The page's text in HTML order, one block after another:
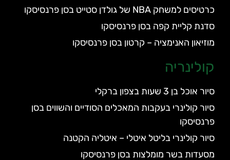
כרטיסים למשחק NBA של גולדן סטייט בסן פרנסיסקו
סדנת קליית קפה בסן פרנסיסקו
מוזיאון האנימציה – קרטון בסן פרנסיסקו
קולינריה
סיור אוכל בן 3 שעות בצפון ברקלי
סיור קולינרי בעקבות המאכלים הסודיים והשווים בסן
פרנסיסקו
סיור קולינרי בליטל איטלי – איטליה הקטנה
מסעדות בשר מומלצות בסן פרנסיסקו